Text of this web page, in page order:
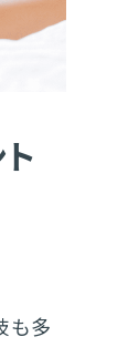
も多